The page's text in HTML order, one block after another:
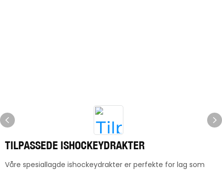
TILPASSEDE ISHOCKEYDRAKTER
Våre spesiallagde ishockeydrakter er perfekte for lag som